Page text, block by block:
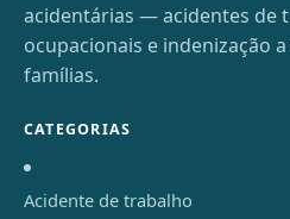
acidentárias — acidentes de
ocupacionais e indenização
famílias.
CATEGORIAS
Acidente de trabalho